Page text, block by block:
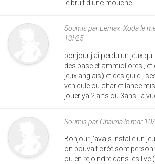
le bruit d'une mouche.
Soumis parLemax_Xodale
13h25
bonjour j'ai perdu un jeux
des base et ammioliores , et
jeux anglais) et des guild ,
véhicule ou char et lance
jouer ya 2 ans ou 3ans, la
Soumis par Chaimale mar
Bonjour j'avais installé un
on pouvait créé sont
ou en rejoindre dans les live